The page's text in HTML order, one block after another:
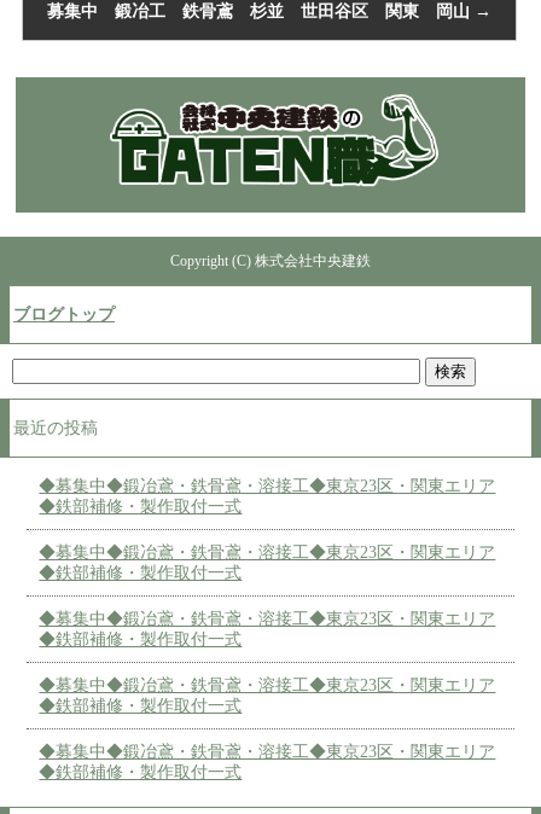
募集中 鍛冶工 鉄骨鳶 杉並 世田谷区 関東 岡山 →
Copyright (C) 株式会社中央建鉄
ブログトップ
最近の投稿
◆募集中◆鍛冶鳶・鉄骨鳶・溶接工◆東京23区・関東エリア
◆鉄部補修・製作取付一式
◆募集中◆鍛冶鳶・鉄骨鳶・溶接工◆東京23区・関東エリア
◆鉄部補修・製作取付一式
◆募集中◆鍛冶鳶・鉄骨鳶・溶接工◆東京23区・関東エリア
◆鉄部補修・製作取付一式
◆募集中◆鍛冶鳶・鉄骨鳶・溶接工◆東京23区・関東エリア
◆鉄部補修・製作取付一式
◆募集中◆鍛冶鳶・鉄骨鳶・溶接工◆東京23区・関東エリア
◆鉄部補修・製作取付一式